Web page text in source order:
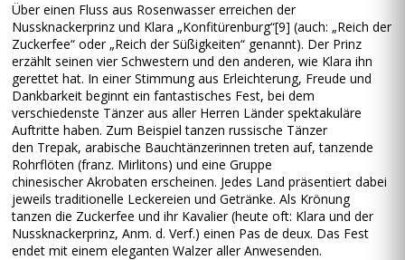
Über einen Fluss aus Rosenwasser erreichen der
Nussknackerprinz und Klara „Konfitürenburg“[9] (auch: „Reich der
Zuckerfee“ oder „Reich der Süßigkeiten“ genannt). Der Prinz
erzählt seinen vier Schwestern und den anderen, wie Klara ihn
gerettet hat. In einer Stimmung aus Erleichterung, Freude und
Dankbarkeit beginnt ein fantastisches Fest, bei dem
verschiedenste Tänzer aus aller Herren Länder spektakuläre
Auftritte haben. Zum Beispiel tanzen russische Tänzer
den Trepak, arabische Bauchtänzerinnen treten auf, tanzende
Rohrflöten (franz. Mirlitons) und eine Gruppe
chinesischer Akrobaten erscheinen. Jedes Land präsentiert dabei
jeweils traditionelle Leckereien und Getränke. Als Krönung
tanzen die Zuckerfee und ihr Kavalier (heute oft: Klara und der
Nussknackerprinz, Anm. d. Verf.) einen Pas de deux. Das Fest
endet mit einem eleganten Walzer aller Anwesenden.